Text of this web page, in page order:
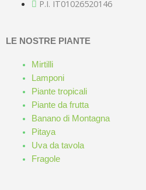
P.I. IT01026520146
LE NOSTRE PIANTE
Mirtilli
Lamponi
Piante tropicali
Piante da frutta
Banano di Montagna
Pitaya
Uva da tavola
Fragole